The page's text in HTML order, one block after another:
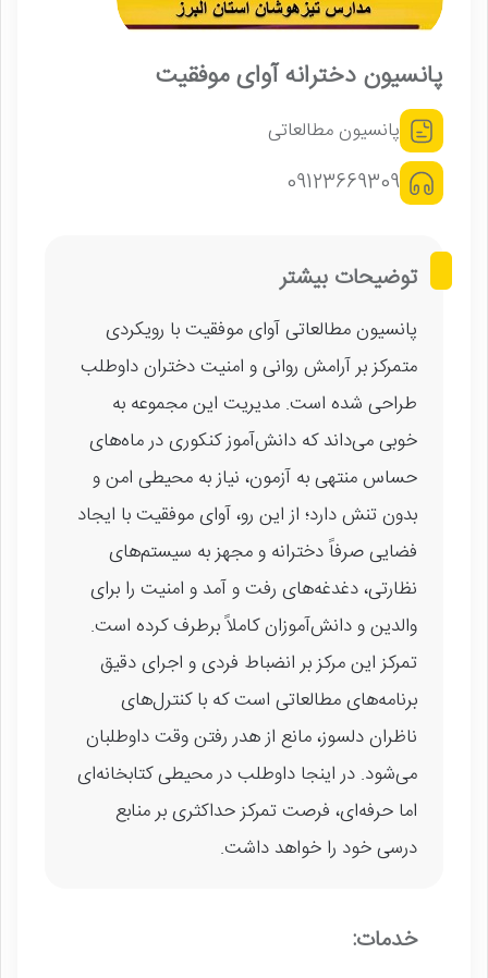
پانسیون دخترانه آوای موفقیت
پانسیون مطالعاتی
09123669309
توضیحات بیشتر
پانسیون مطالعاتی آوای موفقیت با رویکردی
متمرکز بر آرامش روانی و امنیت دختران داوطلب
طراحی شده است. مدیریت این مجموعه به
خوبی می‌داند که دانش‌آموز کنکوری در ماه‌های
حساس منتهی به آزمون، نیاز به محیطی امن و
بدون تنش دارد؛ از این رو، آوای موفقیت با ایجاد
فضایی صرفاً دخترانه و مجهز به سیستم‌های
نظارتی، دغدغه‌های رفت و آمد و امنیت را برای
والدین و دانش‌آموزان کاملاً برطرف کرده است.
تمرکز این مرکز بر انضباط فردی و اجرای دقیق
برنامه‌های مطالعاتی است که با کنترل‌های
ناظران دلسوز، مانع از هدر رفتن وقت داوطلبان
می‌شود. در اینجا داوطلب در محیطی کتابخانه‌ای
اما حرفه‌ای، فرصت تمرکز حداکثری بر منابع
درسی خود را خواهد داشت.
خدمات: